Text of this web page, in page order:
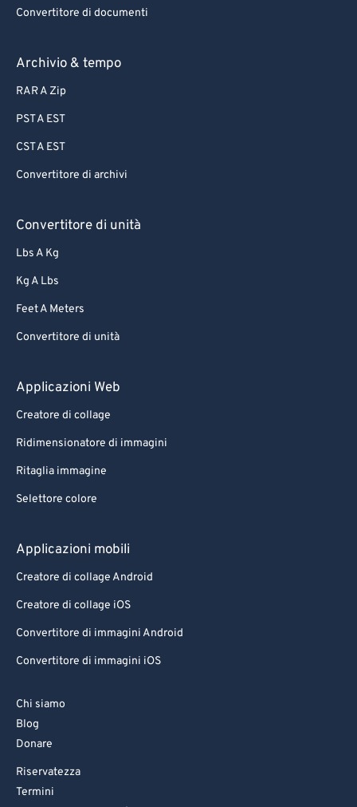
Convertitore di documenti
Archivio & tempo
RAR A Zip
PST A EST
CST A EST
Convertitore di archivi
Convertitore di unità
Lbs A Kg
Kg A Lbs
Feet A Meters
Convertitore di unità
Applicazioni Web
Creatore di collage
Ridimensionatore di immagini
Ritaglia immagine
Selettore colore
Applicazioni mobili
Creatore di collage Android
Creatore di collage iOS
Convertitore di immagini Android
Convertitore di immagini iOS
Chi siamo
Blog
Donare
Riservatezza
Termini